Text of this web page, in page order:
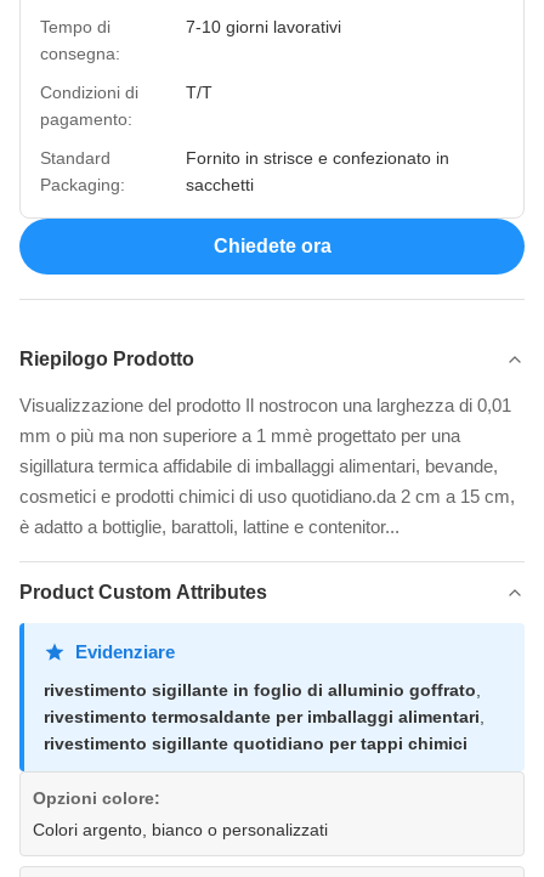
Tempo di
consegna:
7-10 giorni lavorativi
Condizioni di
pagamento:
T/T
Standard
Packaging:
Fornito in strisce e confezionato in
sacchetti
Chiedete ora
Riepilogo Prodotto
Visualizzazione del prodotto Il nostrocon una larghezza di 0,01
mm o più ma non superiore a 1 mmè progettato per una
sigillatura termica affidabile di imballaggi alimentari, bevande,
cosmetici e prodotti chimici di uso quotidiano.da 2 cm a 15 cm,
è adatto a bottiglie, barattoli, lattine e contenitor...
Product Custom Attributes
Evidenziare
rivestimento sigillante in foglio di alluminio goffrato,
rivestimento termosaldante per imballaggi alimentari,
rivestimento sigillante quotidiano per tappi chimici
Opzioni colore:
Colori argento, bianco o personalizzati